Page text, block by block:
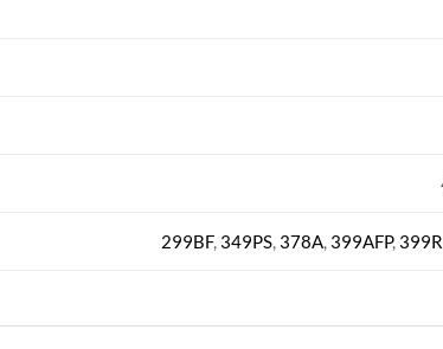
299BF, 349PS, 378A, 399AFP, 399R